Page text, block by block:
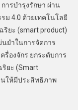
ารบำรุงรักษา ผ่าน
ม 4.0 ด้วยเทคโนโลยี
ยะ (smart product)
ยำในการจัดการ
รื่องจักร ยกระดับการ
ริยะ (Smart
นให้มีประสิทธิภาพ